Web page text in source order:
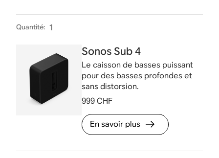
Quantité: 1
Sonos Sub 4
Le caisson de basses puissant
pour des basses profondes et
sans distorsion.
999 CHF
En savoir plus